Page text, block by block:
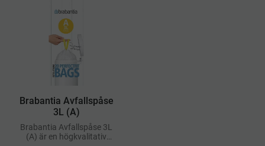
Brabantia Avfallspåse
3L (A)
Brabantia Avfallspåse 3L
(A) är en högkvalitativ